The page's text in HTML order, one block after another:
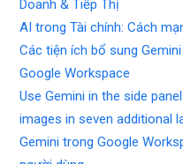
Doanh & Tiếp Thị
AI trong Tài chính: Cách
Các tiện ích bổ sung
Google Workspace
Use Gemini in the side
images in seven additional
Gemini trong Google